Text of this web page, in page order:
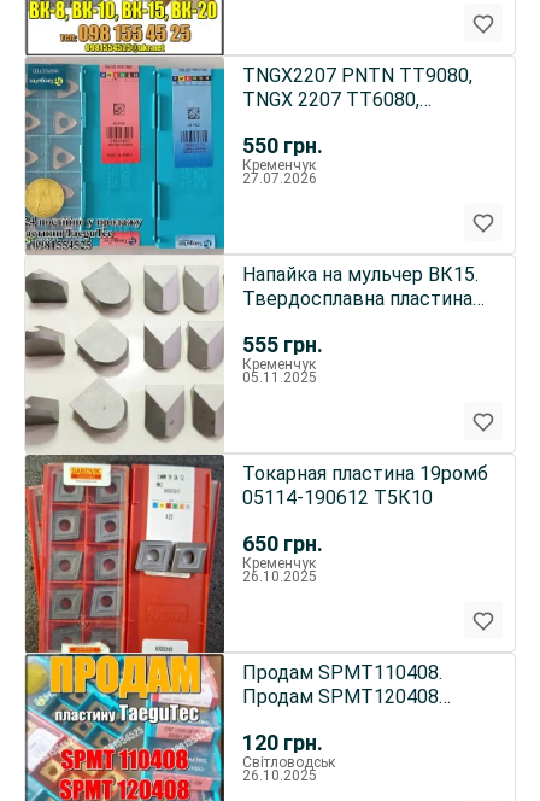
550 грн.
TNGX2207 PNTN TT9080,
TNGX 2207 TT6080,
Кременчук
27.07.2026
555 грн.
Напайка на мульчер ВК15.
Твердосплавна пластина
Кременчук
05.11.2025
650 грн.
Токарная пластина 19ромб
05114-190612 Т5К10
Кременчук
26.10.2025
120 грн.
Продам SPMT110408.
Продам SPMT120408
Світловодськ
26.10.2025